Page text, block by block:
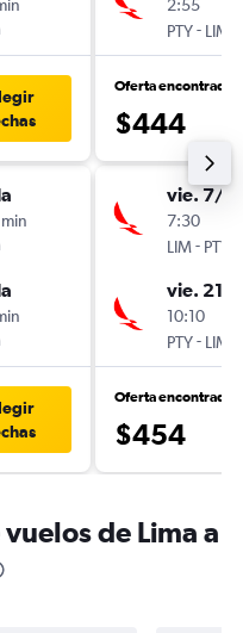
2:55
PTY- LIM
Oferta encontrada
$444
vie. 7/8
7:30
LIM- PTY
vie. 21/
10:10
PTY- LIM
Oferta encontrada
$454
de Lima a